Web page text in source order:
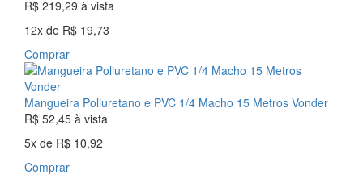
R$ 219,29 à vista
12x de R$ 19,73
Comprar
Mangueira Poliuretano e PVC 1/4 Macho 15 Metros Vonder
R$ 52,45 à vista
5x de R$ 10,92
Comprar